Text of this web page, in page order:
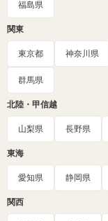
福島県
関東
東京都 神奈川県
群馬県
北陸・甲信越
山梨県 長野県
東海
愛知県 静岡県
関西